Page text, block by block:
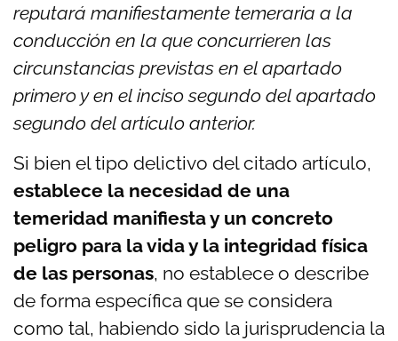
reputará manifiestamente temeraria a la
conducción en la que concurrieren las
circunstancias previstas en el apartado
primero y en el inciso segundo del apartado
segundo del artículo anterior.
Si bien el tipo delictivo del citado artículo,
establece la necesidad de una
temeridad manifiesta y un concreto
peligro para la vida y la integridad física
de las personas, no establece o describe
de forma específica que se considera
como tal, habiendo sido la jurisprudencia la